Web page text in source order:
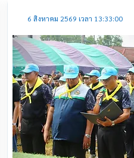
6 สิงหาคม 2569 เวลา 13:33:00